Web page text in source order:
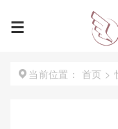
当前位置： 首页 >